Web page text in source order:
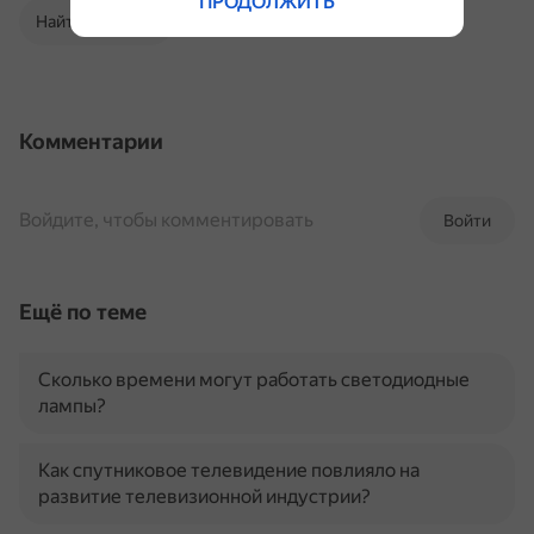
Найти в Поиске
Комментарии
Войти
Войдите, чтобы комментировать
Ещё по теме
Сколько времени могут работать светодиодные
лампы?
Как спутниковое телевидение повлияло на
развитие телевизионной индустрии?